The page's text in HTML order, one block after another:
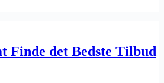
Finde det Bedste Tilbud